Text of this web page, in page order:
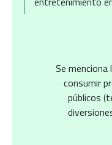
Se menciona
consumir
públicos